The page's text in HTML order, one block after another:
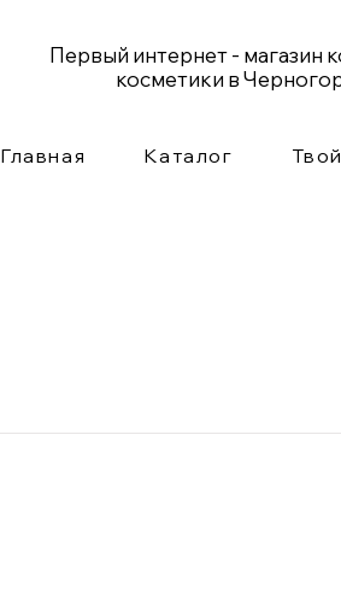
Первый интернет - магазин
косметики в
Главная Каталог